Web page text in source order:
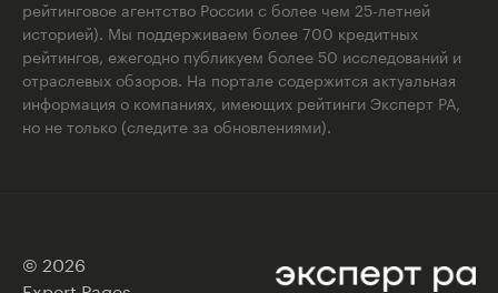
рейтинговое агентство России с более чем 25-летней
историей). Мы поддерживаем более 700 кредитных
рейтингов, ежегодно публикуем более 50 исследований и
отраслевых обзоров. На портале содержится актуальная
информация о компаниях, имеющих рейтинги Эксперт РА,
но не только (следите за обновлениями).
© 2026